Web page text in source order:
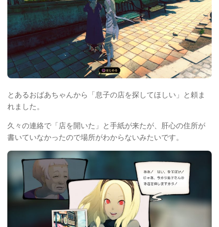
とあるおばあちゃんから「息子の店を探してほしい」と頼ま
れました。
久々の連絡で「店を開いた」と手紙が来たが、肝心の住所が
書いていなかったので場所がわからないみたいです。